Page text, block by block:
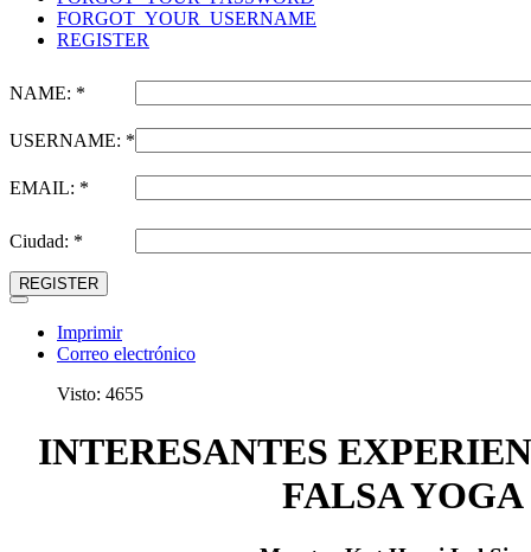
FORGOT_YOUR_USERNAME
REGISTER
NAME: *
USERNAME: *
EMAIL: *
Ciudad: *
REGISTER
Imprimir
Correo electrónico
Visto: 4655
INTERESANTES
FALSA YOGA